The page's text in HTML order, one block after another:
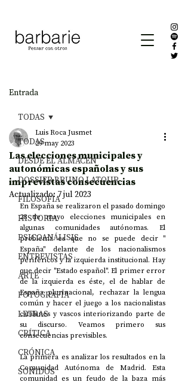
Entrada
TODAS
DESDE EL ALMACÉN
DOSSIER BRUNO LATOUR
FILOSOFÍA
HISTORIA
PSICOANÁLISIS
ENTREVISTAS
ARTE
FOTOGRAFÍA
LETRAS
CRÍTICA
CRÓNICA
SONIDOS
TODAS
Las elecciones municipales y
autonómicas españolas y sus
imprevistas consecuencias
Luis Roca Jusmet
29 may 2023
Actualizado:7 jul 2023
En España se realizaron el pasado domingo
28 de mayo elecciones municipales en
algunas comunidades autónomas. El
problema es que no se puede decir "
España" delante de los nacionalismos
periféricos y la izquierda institucional. Hay
que decir "Estado español". El primer error
de la izquierda es éste, el de hablar de
España plurinacional, rechazar la lengua
común y hacer el juego a los nacionalistas
catalanes y vascos interiorizando parte de
su discurso. Veamos primero sus
consecuencias previsibles.
La primera es analizar los resultados en la
Comunidad Autónoma de Madrid. Esta
comunidad es un feudo de la baza más